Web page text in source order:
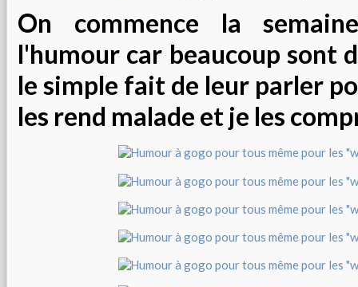
On commence la
l'humour car beaucoup sont
le simple fait de leur parler
les rend malade et je les